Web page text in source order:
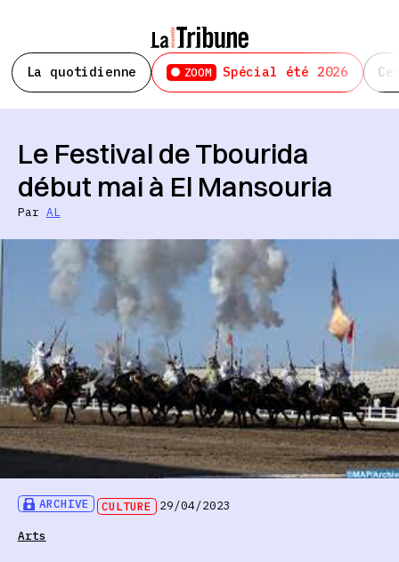
La quotidienne ZOOM Spécial été 2026
ARCHIVE CULTURE
29/04/2023
Arts
Le Festival de Tbourida
début mai à El Mansouria
Par AL